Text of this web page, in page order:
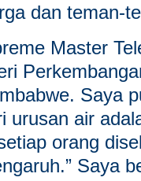
dan teman-
Master
Saya
urusan air
orang
Saya